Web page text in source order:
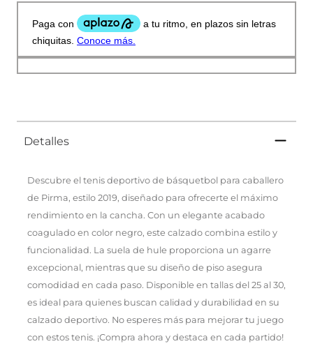
Detalles
Descubre el tenis deportivo de básquetbol para caballero
de Pirma, estilo 2019, diseñado para ofrecerte el máximo
rendimiento en la cancha. Con un elegante acabado
coagulado en color negro, este calzado combina estilo y
funcionalidad. La suela de hule proporciona un agarre
excepcional, mientras que su diseño de piso asegura
comodidad en cada paso. Disponible en tallas del 25 al 30,
es ideal para quienes buscan calidad y durabilidad en su
calzado deportivo. No esperes más para mejorar tu juego
con estos tenis. ¡Compra ahora y destaca en cada partido!